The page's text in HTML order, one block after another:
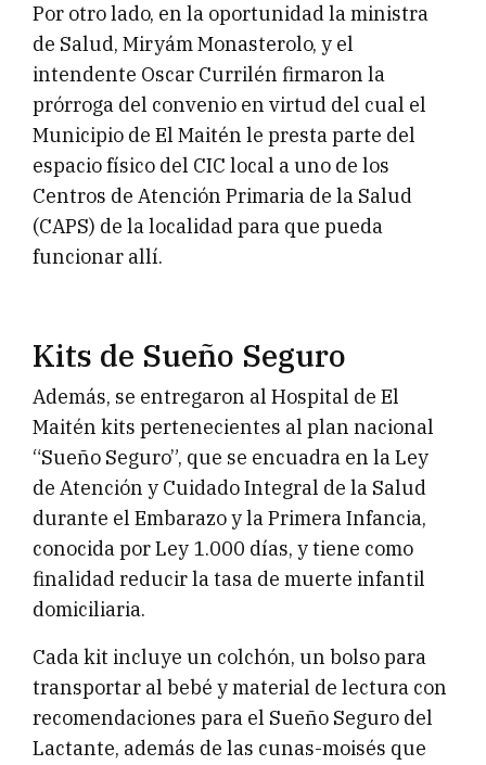
Por otro lado, en la oportunidad la ministra
de Salud, Miryám Monasterolo, y el
intendente Oscar Currilén firmaron la
prórroga del convenio en virtud del cual el
Municipio de El Maitén le presta parte del
espacio físico del CIC local a uno de los
Centros de Atención Primaria de la Salud
(CAPS) de la localidad para que pueda
funcionar allí.
Kits de Sueño Seguro
Además, se entregaron al Hospital de El
Maitén kits pertenecientes al plan nacional
“Sueño Seguro”, que se encuadra en la Ley
de Atención y Cuidado Integral de la Salud
durante el Embarazo y la Primera Infancia,
conocida por Ley 1.000 días, y tiene como
finalidad reducir la tasa de muerte infantil
domiciliaria.
Cada kit incluye un colchón, un bolso para
transportar al bebé y material de lectura con
recomendaciones para el Sueño Seguro del
Lactante, además de las cunas-moisés que